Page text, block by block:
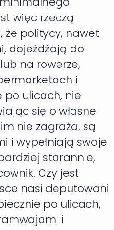
więc rzeczą
że politycy, nawet
dojeżdżają do
na rowerze,
i
po ulicach, nie
się o własne
nie zagraża, są
i wypełniają swoje
starannie,
Czy jest
nasi deputowani
po ulicach,
i